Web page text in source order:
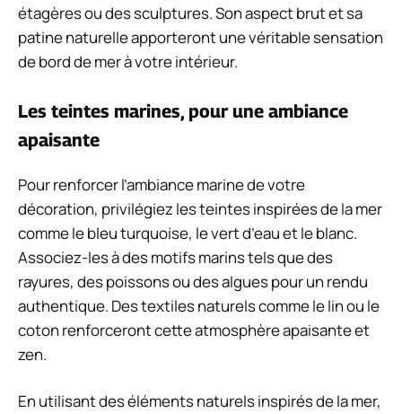
étagères ou des sculptures. Son aspect brut et sa
patine naturelle apporteront une véritable sensation
de bord de mer à votre intérieur.
Les teintes marines, pour une ambiance
apaisante
Pour renforcer l’ambiance marine de votre
décoration, privilégiez les teintes inspirées de la mer
comme le bleu turquoise, le vert d’eau et le blanc.
Associez-les à des motifs marins tels que des
rayures, des poissons ou des algues pour un rendu
authentique. Des textiles naturels comme le lin ou le
coton renforceront cette atmosphère apaisante et
zen.
En utilisant des éléments naturels inspirés de la mer,